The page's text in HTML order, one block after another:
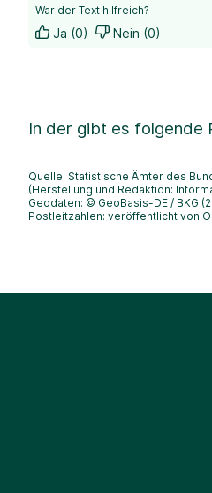
War der Text hilfreich?
Ja (0) Nein (0)
In der gibt es folgende
Quelle: Statistische Ämter des
(Herstellung und Redaktion:
Geodaten: © GeoBasis-DE / BKG
Postleitzahlen: veröffentlicht von